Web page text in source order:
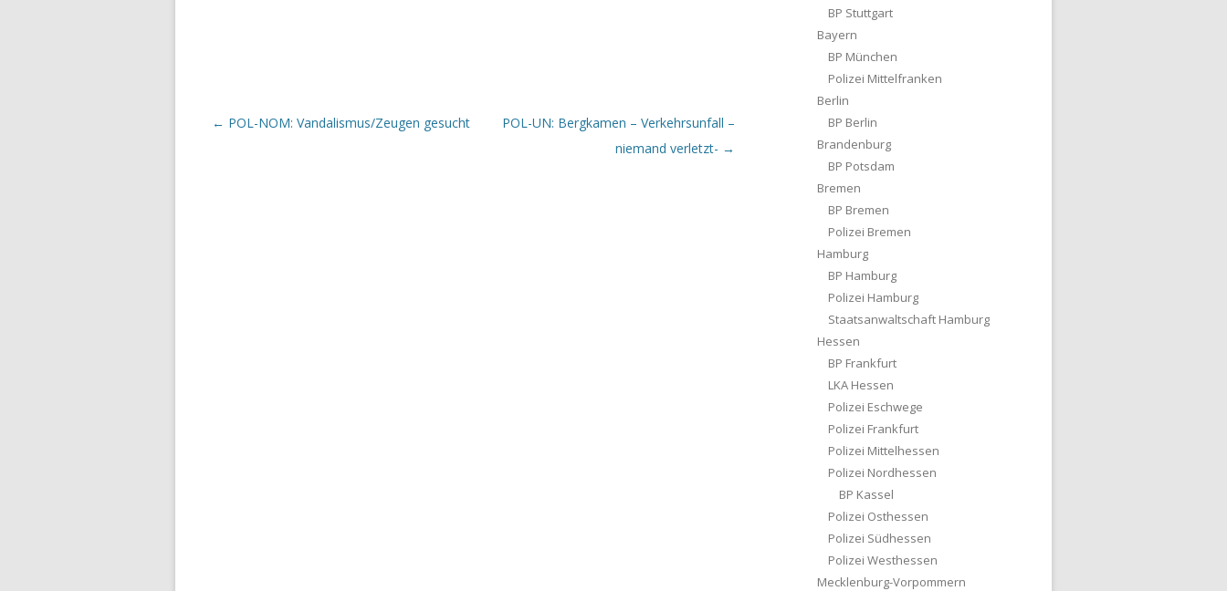
Beitrags-Navigation
← POL-NOM: Vandalismus/Zeugen gesucht
POL-UN: Bergkamen – Verkehrsunfall –
niemand verletzt- →
BP Stuttgart
Bayern
BP München
Polizei Mittelfranken
Berlin
BP Berlin
Brandenburg
BP Potsdam
Bremen
BP Bremen
Polizei Bremen
Hamburg
BP Hamburg
Polizei Hamburg
Staatsanwaltschaft Hamburg
Hessen
BP Frankfurt
LKA Hessen
Polizei Eschwege
Polizei Frankfurt
Polizei Mittelhessen
Polizei Nordhessen
BP Kassel
Polizei Osthessen
Polizei Südhessen
Polizei Westhessen
Mecklenburg-Vorpommern